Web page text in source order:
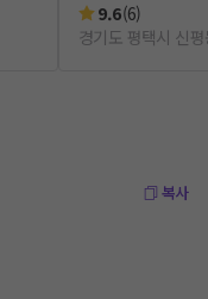
9.6(6)
경기도 평택시 신
복사